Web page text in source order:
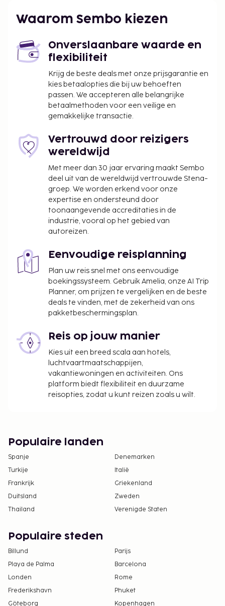
Ngurah Rai Intl.) - 80,4 km
bagageopslagruimte, een wasserij en een
waterkoeler. Ter plaatse heb je gratis
parkeerplaatsen. Plezier gegarandeerd dankzij een
buitenzwembad of geniet van het uitzicht vanuit
een tuin. Andere kenmerken van dit hotel zijn gratis
wifi en hulp bij uitstapjes/tickets. Gasten van
Akatara Hotel kunnen genieten van een
deugddoende maaltijd in het restaurant. Dagelijks
kun je van 07.00 uur tot 11.00 uur genieten van een
gratis à-la-carte-ontbijt. In overeenstemming met
de lokale wetgeving mogen alle bezoekers tijdens
de Dag van de Stilte (Nyepi) gedurende 24 uur (vanaf
06.00 uur) de accommodatie niet verlaten. De Dag
van de Stilte valt normaal in maart of april (datums
wijzigen elk jaar). Op die dag kan er niet ingecheckt
of uitgecheckt worden. Ngurah Rai-luchthaven
van de Stilte ook gesloten.
Waarom Sembo kiezen
Onverslaanbare waarde en
flexibiliteit
Krijg de beste deals met onze prijsgarantie en
kies betaalopties die bij uw behoeften
passen. We accepteren alle belangrijke
betaalmethoden voor een veilige en
gemakkelijke transactie.
Vertrouwd door reizigers
wereldwijd
Met meer dan 30 jaar ervaring maakt Sembo
deel uit van de wereldwijd vertrouwde Stena-
groep. We worden erkend voor onze
expertise en ondersteund door
toonaangevende accreditaties in de
industrie, vooral op het gebied van
autoreizen.
Eenvoudige reisplanning
Plan uw reis snel met ons eenvoudige
boekingssysteem. Gebruik Amelia, onze AI Trip
Planner, om prijzen te vergelijken en de beste
deals te vinden, met de zekerheid van ons
pakketbeschermingsplan.
Reis op jouw manier
Kies uit een breed scala aan hotels,
luchtvaartmaatschappijen,
vakantiewoningen en activiteiten. Ons
platform biedt flexibiliteit en duurzame
reisopties, zodat u kunt reizen zoals u wilt.
Populaire landen
Spanje
Denemarken
Turkije
Italië
Frankrijk
Griekenland
Duitsland
Zweden
Thailand
Verenigde Staten
Populaire steden
Billund
Parijs
Playa de Palma
Barcelona
Londen
Rome
Frederikshavn
Phuket
Göteborg
Kopenhagen